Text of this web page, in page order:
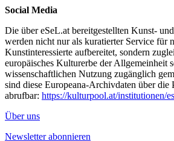
Welcome drink! (Garage)
Exhibition “Der letzte Arbajter!” curated by
Performance / Installation: Dragan
Readings/testimonials: Gordana Radojevic,
die Zugvögel. 10 Lebensgeschichten der
in Wien.” Verlag Drava Klagenfurt, 2002)
Tour of the factory with lecture: Michael
Weitere Info:
http://www.wienwoche.org/de/443/
https://www.facebook.com/events/
Social Media
Die über eSeL.at bereitgestellten Kunst-
werden nicht nur als kuratierter Service für
Kunstinteressierte aufbereitet, sondern
europäisches Kulturerbe der Allgemeinheit
wissenschaftlichen Nutzung zugänglich
sind diese Europeana-Archivdaten über
abrufbar: https://kulturpool.at/institutionen/
Über uns
Newsletter abonnieren